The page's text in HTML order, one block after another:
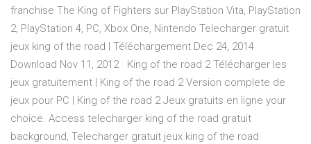
franchise The King of Fighters sur PlayStation Vita, PlayStation
2, PlayStation 4, PC, Xbox One, Nintendo Telecharger gratuit
jeux king of the road | Téléchargement Dec 24, 2014 ·
Download Nov 11, 2012 · King of the road 2 Télécharger les
jeux gratuitement | King of the road 2 Version complete de
jeux pour PC | King of the road 2 Jeux gratuits en ligne your
choice. Access telecharger king of the road gratuit
background, Telecharger gratuit jeux king of the road